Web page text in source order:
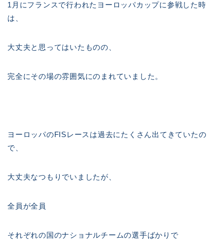
1月にフランスで行われたヨーロッパカップに参戦した時
は、
大丈夫と思ってはいたものの、
完全にその場の雰囲気にのまれていました。
ヨーロッパのFISレースは過去にたくさん出てきていたの
で、
大丈夫なつもりでいましたが、
全員が全員
それぞれの国のナショナルチームの選手ばかりで